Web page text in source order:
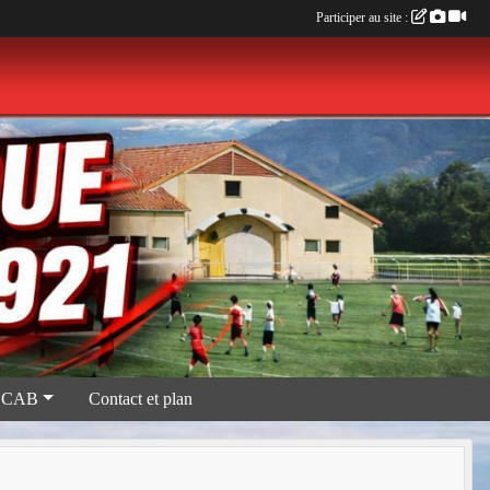
Contact et plan
Participer au site :